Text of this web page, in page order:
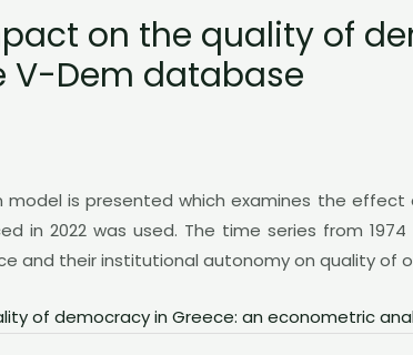
on the quality of
V-Dem database
is presented which examines the
in 2022 was used. The time series from
and their institutional autonomy on quality of
of democracy in Greece: an econometric